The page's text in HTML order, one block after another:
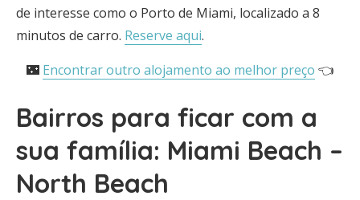
de interesse como o Porto de Miami, localizado a 8
minutos de carro. Reserve aqui.
🌃 Encontrar outro alojamento ao melhor preço 👈
Bairros para ficar com a
sua família: Miami Beach –
North Beach